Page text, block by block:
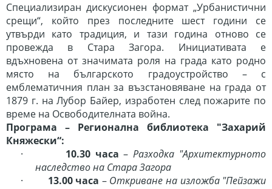
Специализиран дискусионен формат „Урбанистични
срещи“, който през последните шест години се
утвърди като традиция, и тази година отново се
провежда в Стара Загора. Инициативата е
вдъхновена от значимата роля на града като родно
място на българското градоустройство – с
емблематичния план за възстановяване на града от
1879 г. на Лубор Байер, изработен след пожарите по
време на Освободителната война.
Програма – Регионална библиотека "Захарий
Княжески“:
·
10.30 часа –Разходка "Архитектурното
наследство на Стара Загора
·
13.00 часа – Откриване на изложба "Пейзажи